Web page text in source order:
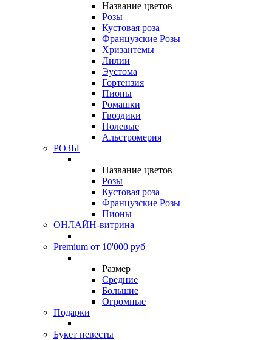
Название цветов
Розы
Кустовая роза
Французские Розы
Хризантемы
Лилии
Эустома
Гортензия
Пионы
Ромашки
Гвоздики
Полевые
Альстромерия
РОЗЫ
Название цветов
Розы
Кустовая роза
Французские Розы
Пионы
ОНЛАЙН-витрина
Premium от 10'000 руб
Размер
Средние
Большие
Огромные
Подарки
Букет невесты